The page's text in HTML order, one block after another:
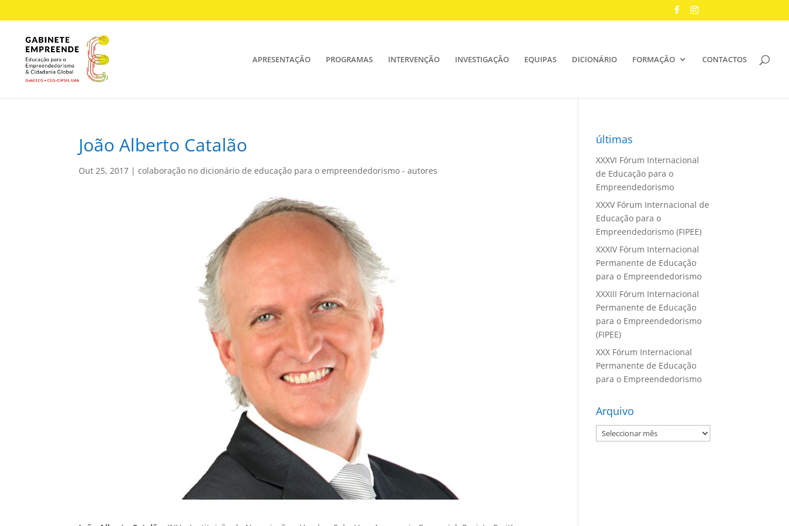
APRESENTAÇÃO PROGRAMAS INTERVENÇÃO INVESTIGAÇÃO EQUIPAS DICIONÁRIO FORMAÇÃO CONTACTOS
João Alberto Catalão
Out 25, 2017 |colaboração no dicionário de educação para o empreendedorismo - autores
últimas
XXXVI Fórum Internacional
de Educação para o
Empreendedorismo
XXXV Fórum Internacional de
Educação para o
Empreendedorismo (FIPEE)
XXXIV Fórum Internacional
Permanente de Educação
para o Empreendedorismo
XXXIII Fórum Internacional
Permanente de Educação
para o Empreendedorismo
(FIPEE)
XXX Fórum Internacional
Permanente de Educação
para o Empreendedorismo
Arquivo
Arquivo